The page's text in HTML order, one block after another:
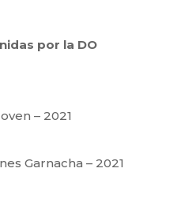
por la DO
– 2021
Garnacha – 2021